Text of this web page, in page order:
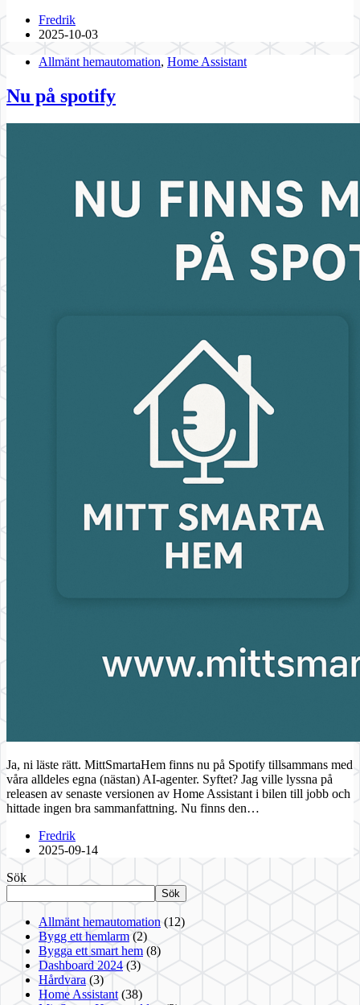
Fredrik
2025-10-03
Allmänt hemautomation, Home Assistant
Nu på spotify
Ja, ni läste rätt. MittSmartaHem finns nu på Spotify tillsammans med
våra alldeles egna (nästan) AI-agenter. Syftet? Jag ville lyssna på
releasen av senaste versionen av Home Assistant i bilen till jobb och
hittade ingen bra sammanfattning. Nu finns den…
Fredrik
2025-09-14
Sök
Sök
Allmänt hemautomation (12)
Bygg ett hemlarm (2)
Bygga ett smart hem (8)
Dashboard 2024 (3)
Hårdvara (3)
Home Assistant (38)